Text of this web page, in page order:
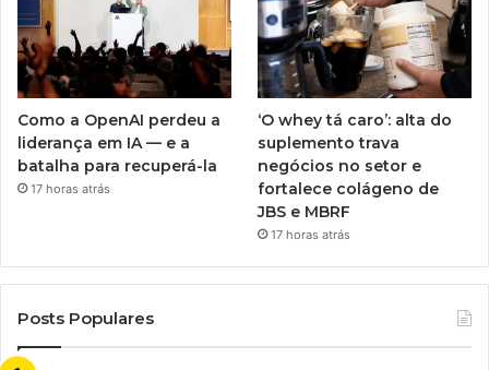
Como a OpenAI perdeu a
liderança em IA — e a
batalha para recuperá-la
17 horas atrás
‘O whey tá caro’: alta do
suplemento trava
negócios no setor e
fortalece colágeno de
JBS e MBRF
17 horas atrás
Posts Populares